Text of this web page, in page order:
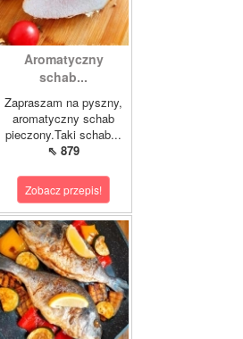
Aromatyczny
schab...
Zapraszam na pyszny,
aromatyczny schab
pieczony.Taki schab...
⇖ 879
Zobacz przepis!